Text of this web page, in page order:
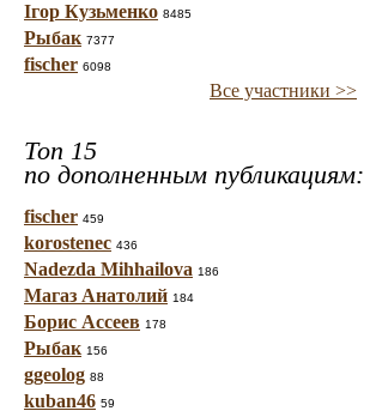
Ігор Кузьменко 8485
Рыбак 7377
fischer 6098
Все участники >>
Топ 15
по дополненным публикациям:
fischer 459
korostenec 436
Nadezda Mihhailova 186
Магаз Анатолий 184
Борис Ассеев 178
Рыбак 156
ggeolog 88
kuban46 59